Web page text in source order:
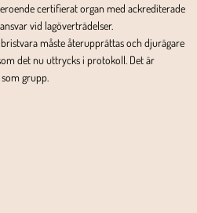
certifierat organ med ackrediterade
vid lagöverträdelser.
måste återupprättas och djurägare
det nu uttrycks i protokoll. Det är
grupp.